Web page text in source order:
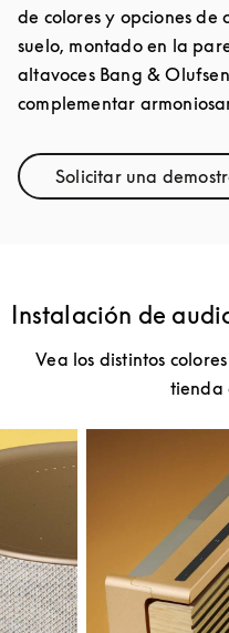
de colores y opciones de
suelo, montado en la
altavoces Bang &
complementar
Solicitar una Link
Instalación de
Vea los distintos
tienda